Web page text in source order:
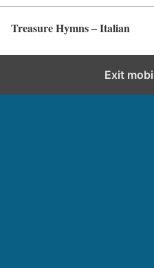
Treasure Hymns – Italian
Exit